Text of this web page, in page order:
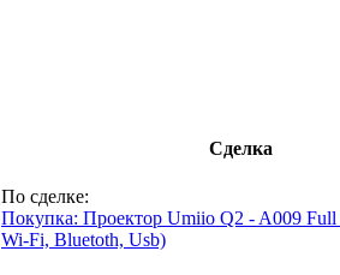
Сделка
По сделке:
Покупка: Проектор Umiio Q2 - A009
Wi-Fi, Bluetoth, Usb)